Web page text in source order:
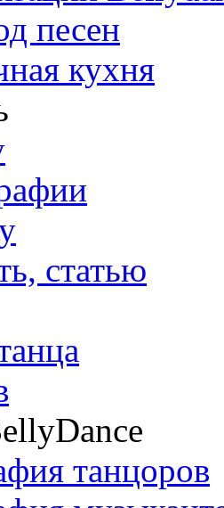
песен
кухня
статью
танцоров